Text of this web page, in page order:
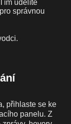
udělíte
správnou
přihlaste se ke
panelu. Z